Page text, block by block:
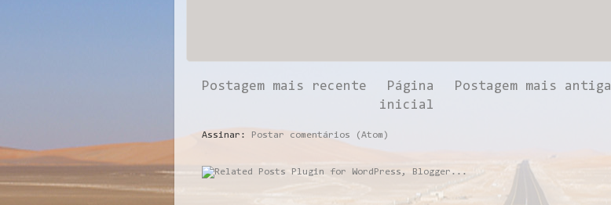
Postagem mais recente Postagem mais antiga
Página
inicial
Assinar: Postar comentários (Atom)